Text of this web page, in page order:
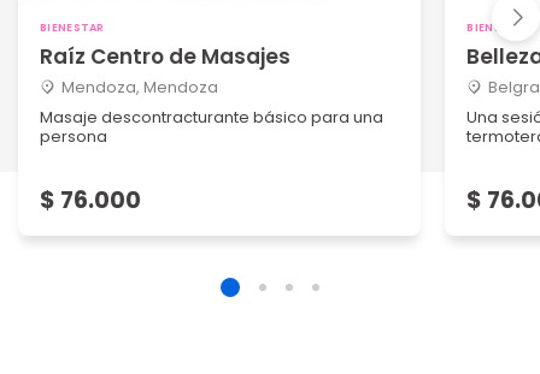
BIENESTAR
Raíz Centro de Masajes
Mendoza, Mendoza
Masaje descontracturante básico para una
persona
$ 76.000
BIENESTAR
Una
$